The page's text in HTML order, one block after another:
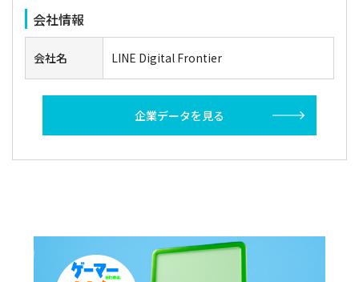
会社情報
会社名 LINE Digital Frontier
企業データを見る